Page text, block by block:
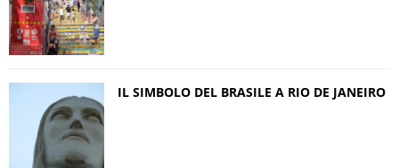
IL SIMBOLO DEL BRASILE A RIO DE JANEIRO